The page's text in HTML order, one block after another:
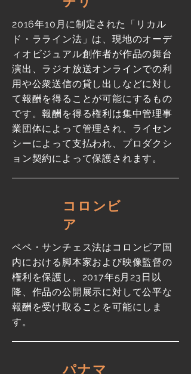
2016年10月に制定された「リカル
ド・ラライン法」は、現地のオーデ
ィオビジュアル創作者が作品の舞台
演出、ラジオ放送オンラインでの利
用や公衆送信の貸し出しなどに対し
て報酬を得ることが可能にするもの
です。報酬を得る権利は集中管理事
業団体によって管理され、ライセン
シーによって支払われ、プロダクシ
ョン契約によって保護されます。
コロンビ
ア
ペペ・サンチェス法はコロンビア国
内における脚本家および映像監督の
権利を保護し、2017年5月23日以
降、作品の公開展示に対して公平な
報酬を受け取ることを可能にしま
す。
パナマ